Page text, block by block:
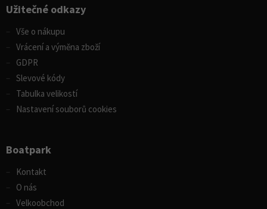
Užitečné odkazy
Vše o nákupu
Vrácení a výměna zboží
GDPR
Slevové kódy
Tabulka velikostí
Nastavení souborů cookies
Boatpark
Kontakt
O nás
Velkoobchod